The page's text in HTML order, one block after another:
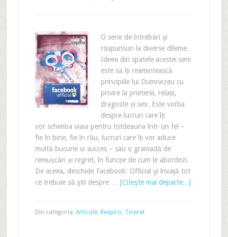
O serie de întrebări şi
răspunsuri la diverse dileme.
Ideea din spatele acestei serii
este să îți reamintească
principiile lui Dumnezeu cu
privire la prietenii, relații,
dragoste și sex. Este vorba
despre lucruri care îți
vor schimba viața pentru totdeauna într-un fel –
fie în bine, fie în rău, lucruri care îți vor aduce
multă bucurie și succes – sau o gramadă de
remușcări și regret, în funcție de cum le abordezi.
De aceea, deschide Facebook: Official şi învaţă tot
ce trebuie să ştii despre … [Citeşte mai departe...]
Din categoria: Articole, Respiro, Tineret